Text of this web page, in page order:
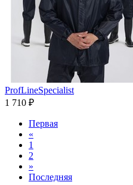
ProfLineSpecialist
1 710 ₽
Первая
«
1
2
»
Последняя